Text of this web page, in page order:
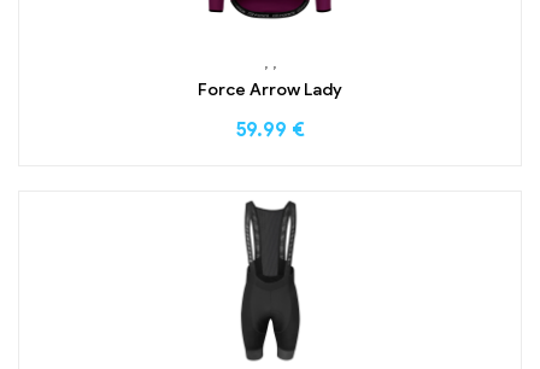
, ,
Force Arrow Lady
59.99 €